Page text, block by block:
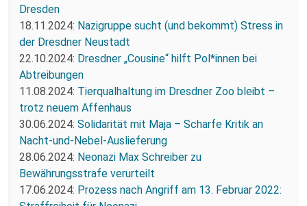
Dresden
18.11.2024: Nazigruppe sucht (und bekommt) Stress in
der Dresdner Neustadt
22.10.2024: Dresdner „Cousine“ hilft Pol*innen bei
Abtreibungen
11.08.2024: Tierqualhaltung im Dresdner Zoo bleibt –
trotz neuem Affenhaus
30.06.2024: Solidarität mit Maja – Scharfe Kritik an
Nacht-und-Nebel-Auslieferung
28.06.2024: Neonazi Max Schreiber zu
Bewährungsstrafe verurteilt
17.06.2024: Prozess nach Angriff am 13. Februar 2022: